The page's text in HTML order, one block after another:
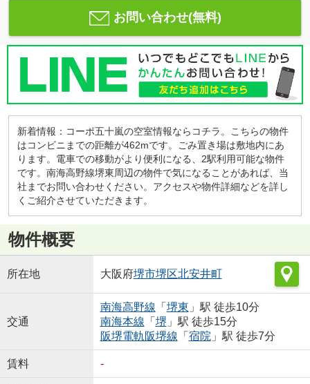
お問い合わせ(無料)
新着情報：コーポ五十嵐の空室情報ならコチラ。こちらの物件
はコンビニまでの距離が462mです。ごみ置き場は敷地内にあ
ります。電車での移動がより便利になる、2駅利用可能な物件
です。南海高野線堺東周辺の物件で気になることがあれば、当
社までお問い合わせください。アクセスや物件詳細などを詳し
くご紹介させていただきます。
物件概要
所在地 大阪府堺市堺区北安井町
交通
南海高野線 「 堺東 」駅 徒歩10分
南海本線 「 堺 」駅 徒歩15分
阪堺電軌阪堺線 「 宿院 」駅 徒歩7分
賃料 -